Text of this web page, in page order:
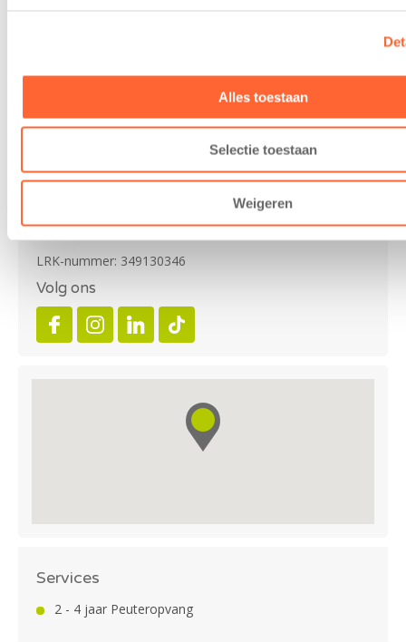
Alles toestaan
Selectie toestaan
Weigeren
Kalverdijkje 77-d
PO.Bernestate@kidsfirst.nl
LRK-nummer: 349130346
Volg ons
Services
2 - 4 jaar Peuteropvang